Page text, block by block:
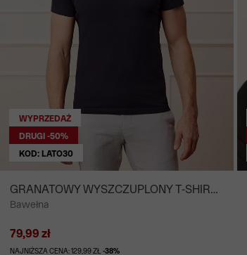
WYPRZEDAŻ
DRUGI -50%
KOD: LATO30
GRANATOWY WYSZCZUPLONY T-SHIRT
NEUK
Bawełna
79,99 zł
NAJNIŻSZA CENA: 129,99 ZŁ-38%